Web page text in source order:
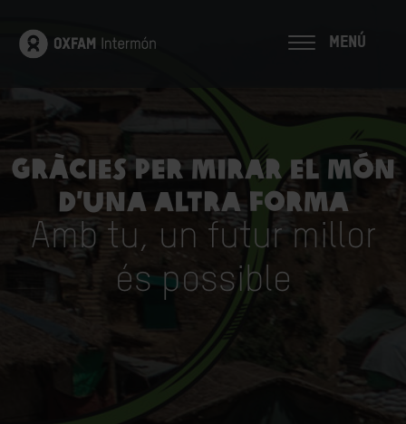
MENÚ
Gràcies per mirar el món
d’una altra forma
Amb tu, un futur millor
és possible